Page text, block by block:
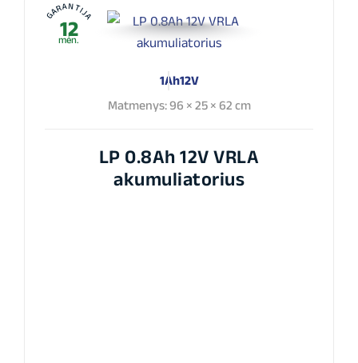
GARANTIJA
12
mėn.
1Ah12V
Matmenys: 96 × 25 × 62 cm
LP 0.8Ah 12V VRLA
akumuliatorius